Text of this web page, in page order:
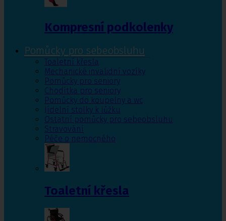
Kompresní podkolenky
Pomůcky pro sebeobsluhu
Toaletní křesla
Mechanické invalidní vozíky
Pomůcky pro seniory
Chodítka pro seniory
Pomůcky do koupelny a wc
Jídelní stolky k lůžku
Ostatní pomůcky pro sebeobsluhu
Stravování
Péče o nemocného
Toaletní křesla